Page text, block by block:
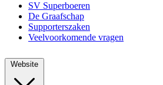
SV Superboeren
De Graafschap
Supporterszaken
Veelvoorkomende vragen
Website